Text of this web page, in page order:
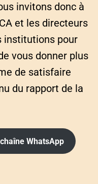
invitons donc à
et les directeurs
institutions pour
vous donner plus
de satisfaire
du rapport de la
chaîne WhatsApp